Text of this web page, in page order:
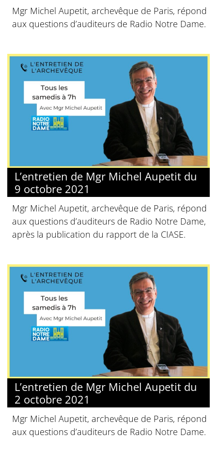
Mgr Michel Aupetit, archevêque de Paris, répond
aux questions d’auditeurs de Radio Notre Dame.
L’entretien de Mgr Michel Aupetit du
9 octobre 2021
Mgr Michel Aupetit, archevêque de Paris, répond
aux questions d’auditeurs de Radio Notre Dame,
après la publication du rapport de la CIASE.
L’entretien de Mgr Michel Aupetit du
2 octobre 2021
Mgr Michel Aupetit, archevêque de Paris, répond
aux questions d’auditeurs de Radio Notre Dame.